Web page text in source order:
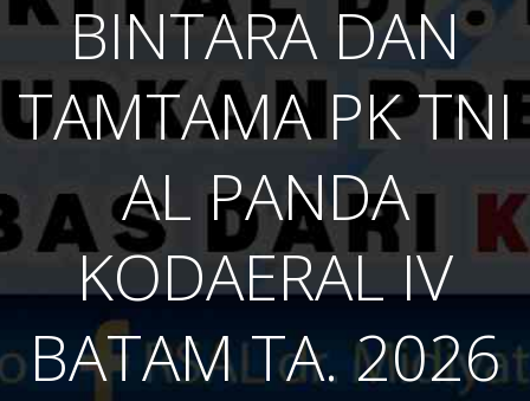
BINTARA DAN
TAMTAMA PK TNI
AL PANDA
KODAERAL IV
BATAM TA. 2026